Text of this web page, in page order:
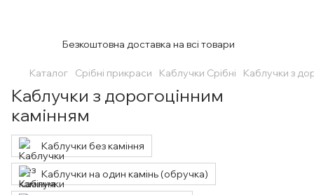
Безкоштовна доставка на всі товари
Каталог Срібні прикраси Каблучки Срібні Каблучки з
Каблучки з дорогоцінним
камінням
Каблучки без каміння
Каблучки на один камінь (обручка)